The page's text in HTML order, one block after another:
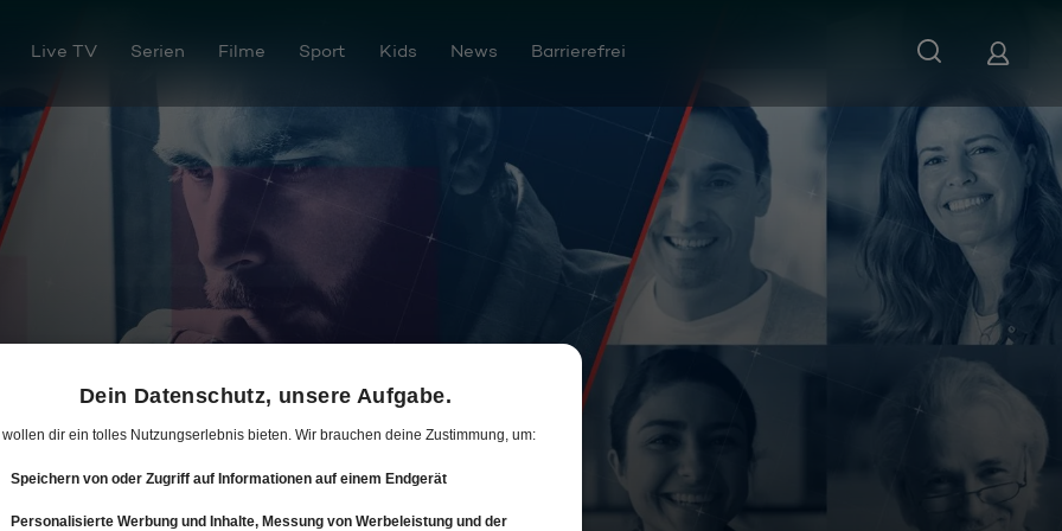
Live TV Serien Filme Sport Kids News Barrierefrei